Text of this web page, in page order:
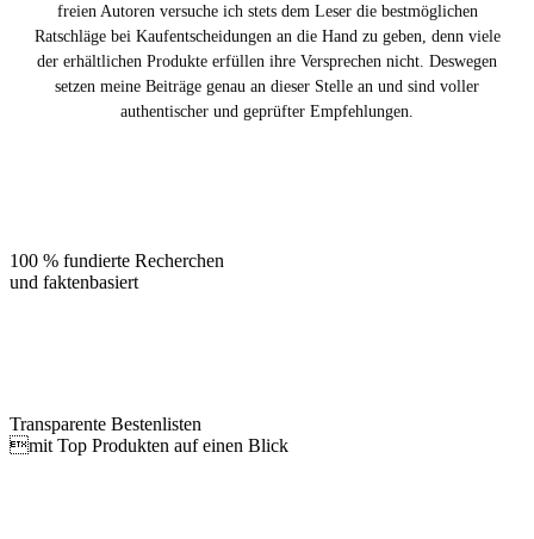
freien Autoren versuche ich stets dem Leser die bestmöglichen
Ratschläge bei Kaufentscheidungen an die Hand zu geben, denn viele
der erhältlichen Produkte erfüllen ihre Versprechen nicht. Deswegen
setzen meine Beiträge genau an dieser Stelle an und sind voller
authentischer und geprüfter Empfehlungen.
100 % fundierte Recherchen
und faktenbasiert
Transparente Bestenlisten
mit Top Produkten auf einen Blick